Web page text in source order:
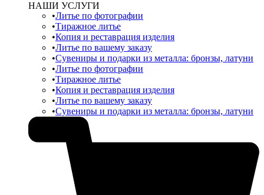
НАШИ УСЛУГИ
Литье по фотографии
Тиражное литье
Копия и реставрация изделия
Литье по вашему заказу
Сувениры и подарки из металла: бронзы, латуни
Литье по фотографии
Тиражное литье
Копия и реставрация изделия
Литье по вашему заказу
Сувениры и подарки из металла: бронзы, латуни